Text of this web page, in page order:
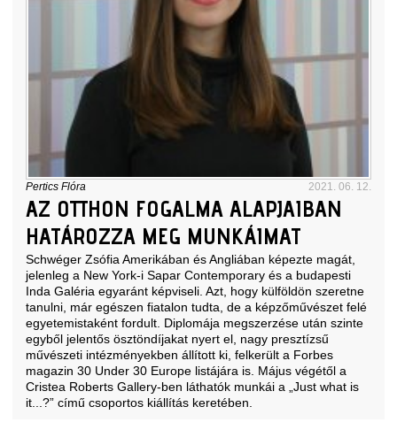
Pertics Flóra 2021. 06. 12.
AZ OTTHON FOGALMA ALAPJAIBAN
HATÁROZZA MEG MUNKÁIMAT
Schwéger Zsófia Amerikában és Angliában képezte magát,
jelenleg a New York-i Sapar Contemporary és a budapesti
Inda Galéria egyaránt képviseli. Azt, hogy külföldön szeretne
tanulni, már egészen fiatalon tudta, de a képzőművészet felé
egyetemistaként fordult. Diplomája megszerzése után szinte
egyből jelentős ösztöndíjakat nyert el, nagy presztízsű
művészeti intézményekben állított ki, felkerült a Forbes
magazin 30 Under 30 Europe listájára is. Május végétől a
Cristea Roberts Gallery-ben láthatók munkái a „Just what is
it...?” című csoportos kiállítás keretében.